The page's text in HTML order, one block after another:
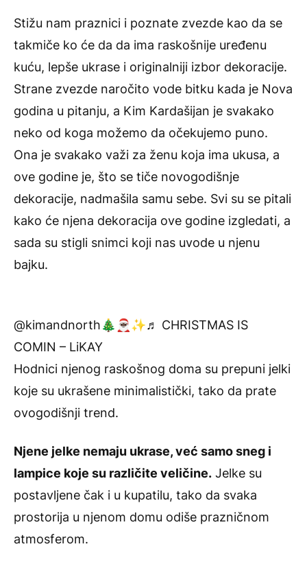
Stižu nam praznici i poznate zvezde kao da se
takmiče ko će da da ima raskošnije uređenu
kuću, lepše ukrase i originalniji izbor dekoracije.
Strane zvezde naročito vode bitku kada je Nova
godina u pitanju, a Kim Kardašijan je svakako
neko od koga možemo da očekujemo puno.
Ona je svakako važi za ženu koja ima ukusa, a
ove godine je, što se tiče novogodišnje
dekoracije, nadmašila samu sebe. Svi su se pitali
kako će njena dekoracija ove godine izgledati, a
sada su stigli snimci koji nas uvode u njenu
bajku.
@kimandnorth🎄🎅🏿✨♬ CHRISTMAS IS
COMIN – LiKAY
Hodnici njenog raskošnog doma su prepuni jelki
koje su ukrašene minimalistički, tako da prate
ovogodišnji trend.
Njene jelke nemaju ukrase, već samo sneg i
lampice koje su različite veličine. Jelke su
postavljene čak i u kupatilu, tako da svaka
prostorija u njenom domu odiše prazničnom
atmosferom.